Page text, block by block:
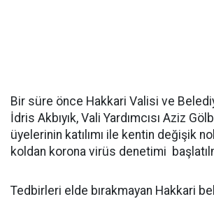
Bir süre önce Hakkari Valisi ve
İdris Akbıyık, Vali Yardımcısı Aziz
üyelerinin katılımı ile kentin değişik
koldan korona virüs denetimi
Tedbirleri elde bırakmayan Hakkari